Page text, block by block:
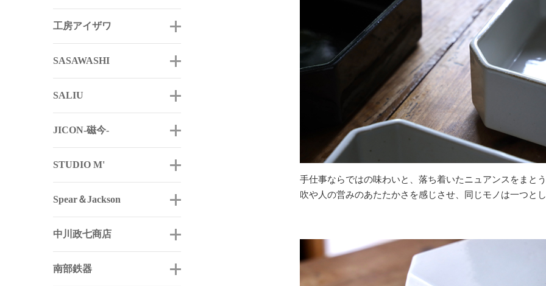
工房アイザワ
SASAWASHI
SALIU
JICON-磁今-
STUDIO M'
Spear＆Jackson
中川政七商店
南部鉄器
手仕事ならではの味わいと、落ち着いたニュアンスをまと
吹や人の営みのあたたかさを感じさせ、同じモノは一つと